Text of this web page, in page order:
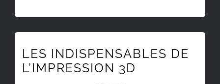
LES INDISPENSABLES DE
L’IMPRESSION 3D